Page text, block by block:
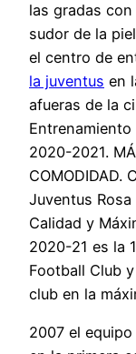
las gradas
sudor de la
el centro de
la juventus en
afueras de la
2020-2021.
COMODIDAD.
Juventus
Calidad y
2020-21 es la
Football Club
club en la
2007 el